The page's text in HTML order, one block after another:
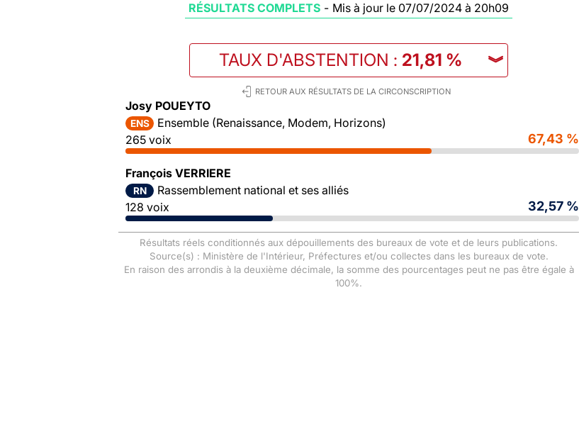
RÉSULTATS COMPLETS - Mis à jour le 07/07/2024 à 20h09
TAUX D'ABSTENTION : 21,81 % ︾
RETOUR AUX RÉSULTATS DE LA CIRCONSCRIPTION
Josy POUEYTO
ENS
Ensemble (Renaissance, Modem, Horizons)
265 voix
67,43 %
François VERRIERE
RN
Rassemblement national et ses alliés
128 voix
32,57 %
Résultats réels conditionnés aux dépouillements des bureaux de vote et de leurs publications.
Source(s) : Ministère de l'Intérieur, Préfectures et/ou collectes dans les bureaux de vote.
En raison des arrondis à la deuxième décimale, la somme des pourcentages peut ne pas être égale à
100%.